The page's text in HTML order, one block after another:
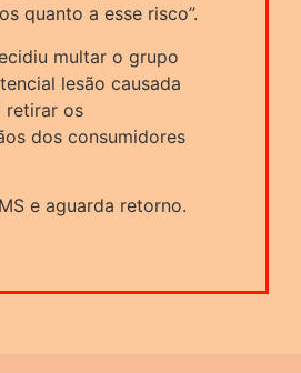
quanto a esse risco”.
multar o grupo
lesão causada
retirar os
dos consumidores
e aguarda retorno.